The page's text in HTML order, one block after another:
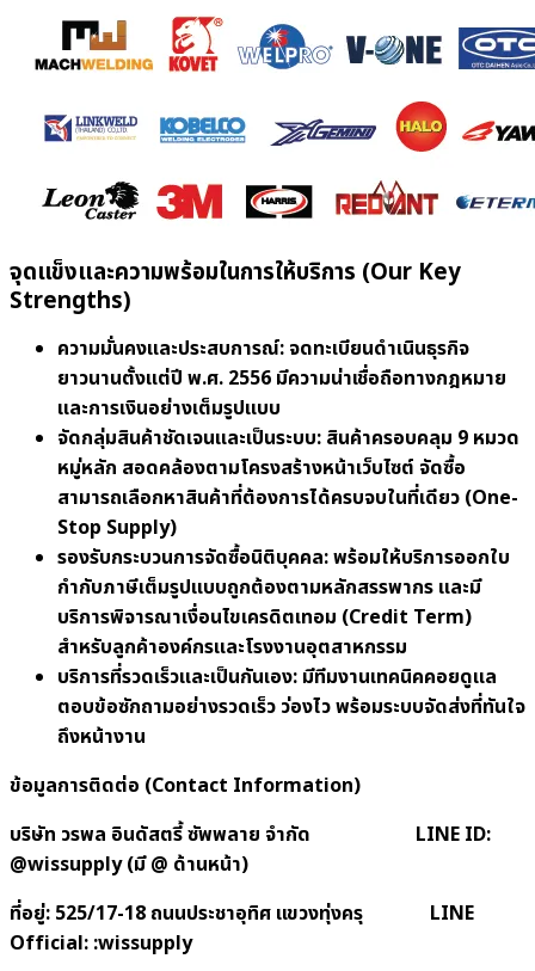
จุดแข็งและความพร้อมในการให้บริการ (Our Key
Strengths)
ความมั่นคงและประสบการณ์: จดทะเบียนดำเนินธุรกิจ
ยาวนานตั้งแต่ปี พ.ศ. 2556 มีความน่าเชื่อถือทางกฎหมาย
และการเงินอย่างเต็มรูปแบบ
จัดกลุ่มสินค้าชัดเจนและเป็นระบบ: สินค้าครอบคลุม 9 หมวด
หมู่หลัก สอดคล้องตามโครงสร้างหน้าเว็บไซต์ จัดซื้อ
สามารถเลือกหาสินค้าที่ต้องการได้ครบจบในที่เดียว (One-
Stop Supply)
รองรับกระบวนการจัดซื้อนิติบุคคล: พร้อมให้บริการออกใบ
กำกับภาษีเต็มรูปแบบถูกต้องตามหลักสรรพากร และมี
บริการพิจารณาเงื่อนไขเครดิตเทอม (Credit Term)
สำหรับลูกค้าองค์กรและโรงงานอุตสาหกรรม
บริการที่รวดเร็วและเป็นกันเอง: มีทีมงานเทคนิคคอยดูแล
ตอบข้อซักถามอย่างรวดเร็ว ว่องไว พร้อมระบบจัดส่งที่ทันใจ
ถึงหน้างาน
ข้อมูลการติดต่อ (Contact Information)
บริษัท วรพล อินดัสตรี้ ซัพพลาย จำกัด LINE ID:
@wissupply (มี @ ด้านหน้า)
ที่อยู่: 525/17-18 ถนนประชาอุทิศ แขวงทุ่งครุ LINE
Official: :wissupply